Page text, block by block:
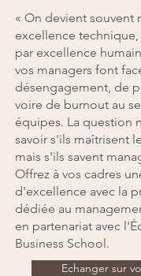
« On devient souvent
excellence
par excellence
vos managers font
désengagement, de
voire de burnout au
équipes. La question
savoir s'ils maîtrisent
mais s'ils savent
Offrez à vos cadres
d'excellence avec la
dédiée au
en partenariat avec
Business School.
Echanger sur